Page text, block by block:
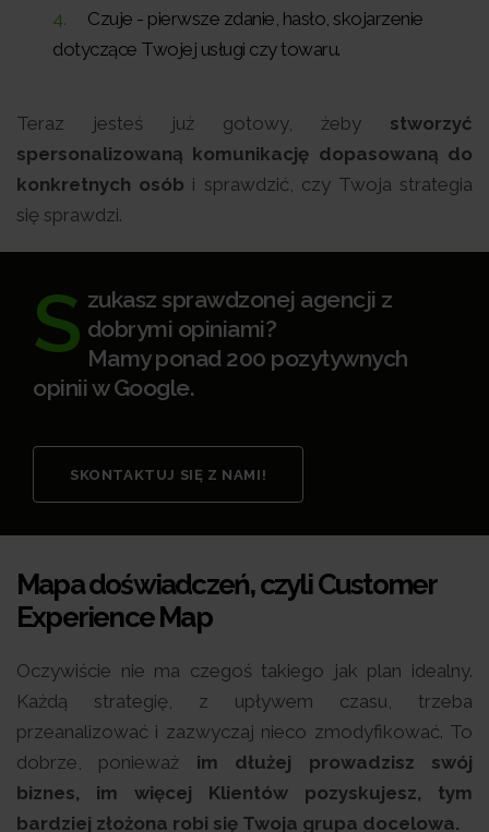
Czuje - pierwsze zdanie, hasło, skojarzenie
dotyczące Twojej usługi czy towaru.
Teraz jesteś już gotowy, żeby stworzyć
spersonalizowaną komunikację dopasowaną do
konkretnych osób i sprawdzić, czy Twoja strategia
się sprawdzi.
S zukasz sprawdzonej agencji z
dobrymi opiniami?
Mamy ponad 200 pozytywnych
opinii w Google.
SKONTAKTUJ SIĘ Z NAMI!
Mapa doświadczeń, czyli Customer
Experience Map
Oczywiście nie ma czegoś takiego jak plan idealny.
Każdą strategię, z upływem czasu, trzeba
przeanalizować i zazwyczaj nieco zmodyfikować. To
dobrze, ponieważ im dłużej prowadzisz swój
biznes, im więcej Klientów pozyskujesz, tym
bardziej złożona robi się Twoja grupa docelowa.